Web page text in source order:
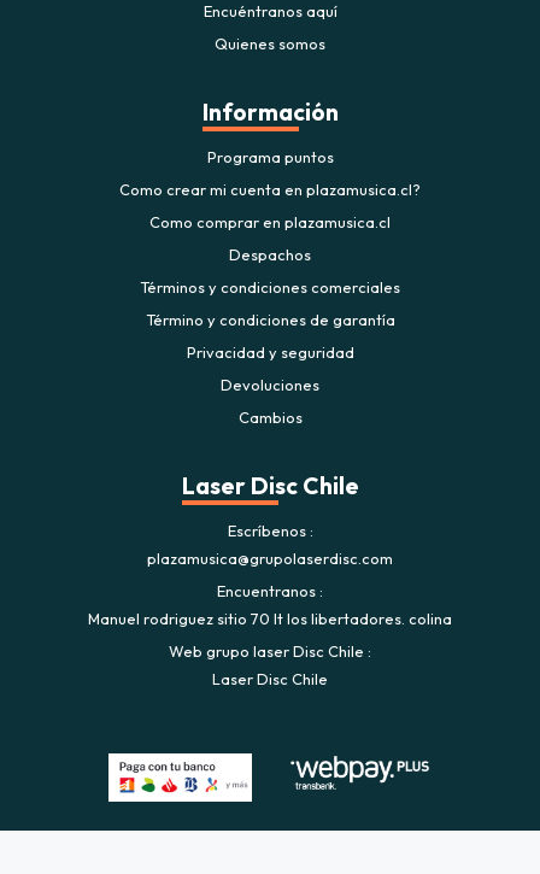
Encuéntranos aquí
Quienes somos
Información
Programa puntos
Como crear mi cuenta en plazamusica.cl?
Como comprar en plazamusica.cl
Despachos
Términos y condiciones comerciales
Término y condiciones de garantía
Privacidad y seguridad
Devoluciones
Cambios
Laser Disc Chile
Escríbenos
plazamusica@grupolaserdisc.com
Encuentranos
Manuel rodriguez sitio 70 lt los libertadores. colina
Web grupo laser Disc Chile
Laser Disc Chile